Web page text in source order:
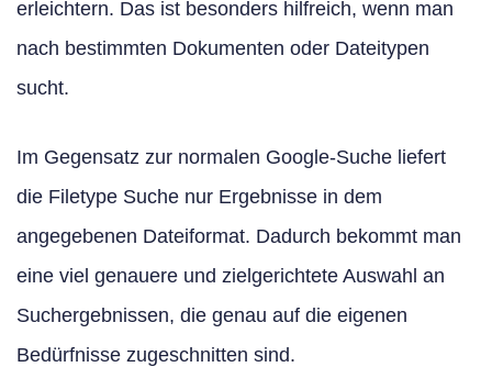
erleichtern. Das ist besonders hilfreich, wenn man
nach bestimmten Dokumenten oder Dateitypen
sucht.
Im Gegensatz zur normalen Google-Suche liefert
die Filetype Suche nur Ergebnisse in dem
angegebenen Dateiformat. Dadurch bekommt man
eine viel genauere und zielgerichtete Auswahl an
Suchergebnissen, die genau auf die eigenen
Bedürfnisse zugeschnitten sind.